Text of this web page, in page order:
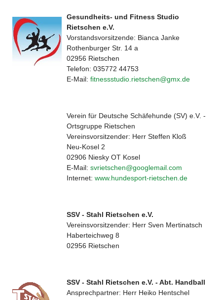
Gesundheits- und Fitness Studio
Rietschen e.V.
Vorstandsvorsitzende: Bianca Janke
Rothenburger Str. 14 a
02956 Rietschen
Telefon: 035772 44753
E-Mail: fitnessstudio.rietschen@gmx.de
Verein für Deutsche Schäfehunde (SV) e.V. -
Ortsgruppe Rietschen
Vereinsvorsitzender: Herr Steffen Kloß
Neu-Kosel 2
02906 Niesky OT Kosel
E-Mail: svrietschen@googlemail.com
Internet: www.hundesport-rietschen.de
SSV - Stahl Rietschen e.V.
Vereinsvorsitzender: Herr Sven Mertinatsch
Haberteichweg 8
02956 Rietschen
SSV - Stahl Rietschen e.V. - Abt. Handball
Ansprechpartner: Herr Heiko Hentschel